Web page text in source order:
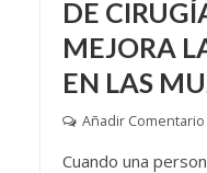
DE
MEJORA
EN LAS
Añadir Comentario
Cuando una